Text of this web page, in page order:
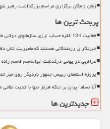
زمان و مکان برگزاری مراسم بزرگداشت رهبر
پربحث ترین ها
فعالیت 124 فقره حساب ارزی سازمانهای دولتی خارج از حساب واحد خزانه
خبرنگاران رزمندگانی هستند که مأموریت شان
عراقچی در پیامی درگذشت ابوالقاسم قاسم
پروژه استعفای رییس جمهور باردیگر روی میز
آیا تسلط ایران بر تنگه هرمز تنها با قدرت
جدیدترین ها